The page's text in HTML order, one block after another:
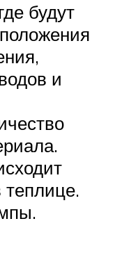
будут
и